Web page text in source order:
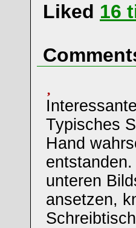
Liked 16
Typisches
Hand
unteren
ansetzen,